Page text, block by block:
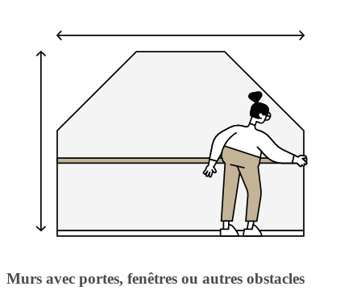
Murs avec portes, fenêtres ou autres obstacles